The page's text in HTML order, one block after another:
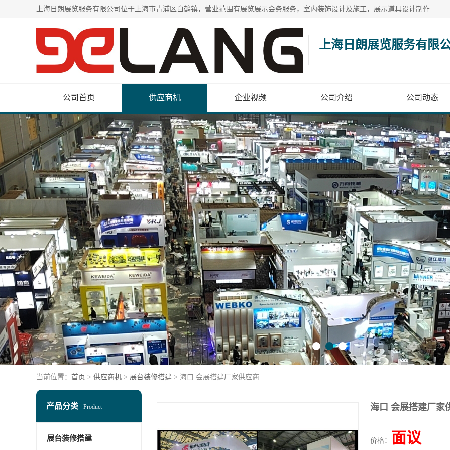
上海日朗展览服务有限公司位于上海市青浦区白鹤镇，营业范围有展览展示会务服务，室内装饰设计及施工，展示道具设计制作，舞台设计，图文设计，灯箱制作，园林绿化工程，广告装潢材料，建筑材料，办公用品，工艺礼品日用百货销售。
上海日朗展览服务有限
公司首页 供应商机 企业视频 公司介绍 公司动态
当前位置： 首页 > 供应商机 > 展台装修搭建 > 海口 会展搭建厂家供应商
产品分类 Product
展台装修搭建
海口 会展搭建厂家
价格： 面议